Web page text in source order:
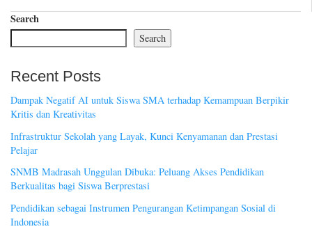
Search
Search
Recent Posts
Dampak Negatif AI untuk Siswa SMA terhadap Kemampuan Berpikir
Kritis dan Kreativitas
Infrastruktur Sekolah yang Layak, Kunci Kenyamanan dan Prestasi
Pelajar
SNMB Madrasah Unggulan Dibuka: Peluang Akses Pendidikan
Berkualitas bagi Siswa Berprestasi
Pendidikan sebagai Instrumen Pengurangan Ketimpangan Sosial di
Indonesia